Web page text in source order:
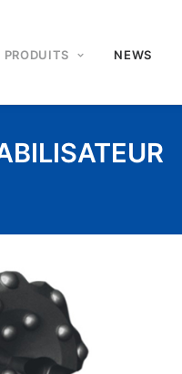
PRODUITS NEWS